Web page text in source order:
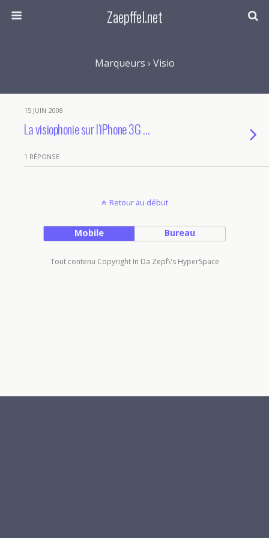
Zaepffel.net
Marqueurs › Visio
15 JUIN 2008
La visiophonie sur l’iPhone 3G …
1 RÉPONSE
Retour au début
Mobile Bureau
Tout contenu Copyright In Da Zepf\'s HyperSpace